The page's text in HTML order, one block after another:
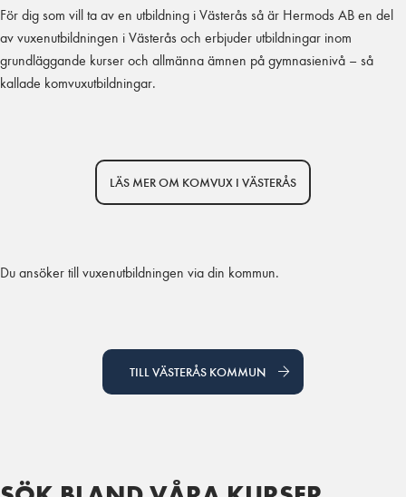
För dig som vill ta av en utbildning i Västerås så är Hermods AB en del
av vuxenutbildningen i Västerås och erbjuder utbildningar inom
grundläggande kurser och allmänna ämnen på gymnasienivå – så
kallade komvuxutbildningar.
LÄS MER OM KOMVUX I VÄSTERÅS
Du ansöker till vuxenutbildningen via din kommun.
TILL VÄSTERÅS KOMMUN